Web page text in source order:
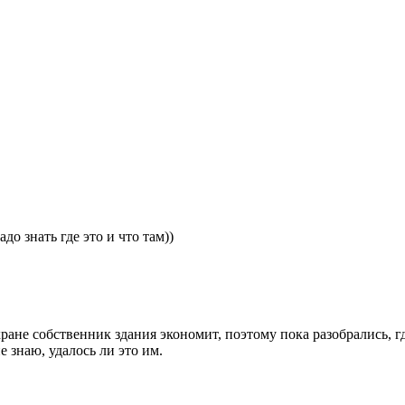
знать где это и что там))
собственник здания экономит, поэтому пока
знаю, удалось ли это им.